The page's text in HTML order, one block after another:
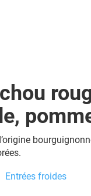
Entrées froides